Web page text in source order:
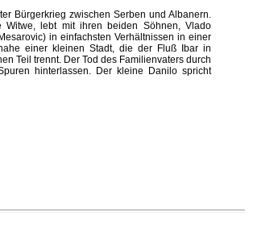
Bürgerkrieg zwischen Serben und Albanern.
Witwe, lebt mit ihren beiden Söhnen, Vlado
in einfachsten Verhältnissen in einer
einer kleinen Stadt, die der Fluß Ibar in
Teil trennt. Der Tod des Familienvaters durch
hinterlassen. Der kleine Danilo spricht